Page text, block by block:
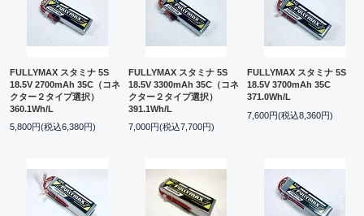
FULLYMAX スタミナ 5S
18.5V 2700mAh 35C（コネ
クター２タイプ選択）
360.1Wh/L
5,800円(税込6,380円)
FULLYMAX スタミナ 5S
18.5V 3300mAh 35C（コネ
クター２タイプ選択）
391.1Wh/L
7,000円(税込7,700円)
FULLYMAX スタミナ 5S
18.5V 3700mAh 35C
371.0Wh/L
7,600円(税込8,360円)